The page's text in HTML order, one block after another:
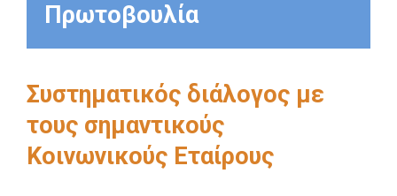
Πρωτοβουλία
Συστηματικός διάλογος με
τους σημαντικούς
Κοινωνικούς Εταίρους